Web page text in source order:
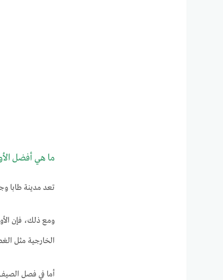
ما هي أفضل
تعد مدينة طابا
ومع ذلك، فإن
الخارجية مثل
أما في فصل